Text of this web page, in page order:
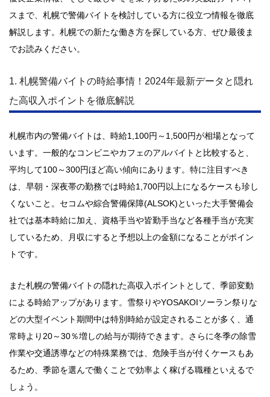
スまで、札幌で警備バイトを検討している方に役立つ情報を徹底
解説します。札幌での新たな働き方を探している方、ぜひ最後ま
でお読みください。
1. 札幌警備バイトの時給事情！2024年最新データと隠れ
た高収入ポイントを徹底解説
札幌市内の警備バイトは、時給1,100円～1,500円が相場となって
います。一般的なコンビニやカフェのアルバイトと比較すると、
平均して100～300円ほど高い傾向にあります。特に注目すべき
は、早朝・深夜帯の勤務では時給1,700円以上になるケースも珍し
くないこと。セコムや綜合警備保障(ALSOK)といった大手警備会
社では基本時給に加え、資格手当や皆勤手当など各種手当が充実
しているため、月収にすると予想以上の金額になることがポイン
トです。
また札幌の警備バイトの隠れた高収入ポイントとして、季節変動
による時給アップがあります。雪祭りやYOSAKOIソーラン祭りな
どの大型イベント期間中は特別時給が設定されることが多く、通
常時より20～30％増しの給与が期待できます。さらに冬季の除雪
作業や交通誘導などの特殊業務では、危険手当が付くケースもあ
るため、季節を選んで働くことで効率よく稼げる職種といえるで
しょう。